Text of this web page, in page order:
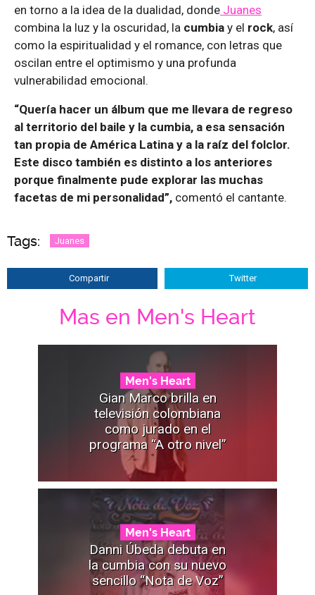
en torno a la idea de la dualidad, donde Juanes
combina la luz y la oscuridad, la cumbia y el rock, así
como la espiritualidad y el romance, con letras que
oscilan entre el optimismo y una profunda
vulnerabilidad emocional.
“Quería hacer un álbum que me llevara de regreso
al territorio del baile y la cumbia, a esa sensación
tan propia de América Latina y a la raíz del folclor.
Este disco también es distinto a los anteriores
porque finalmente pude explorar las muchas
facetas de mi personalidad”, comentó el cantante.
Tags: Juanes
Compartir Twitter
Mas en Men's Heart
Men's Heart
Gian Marco brilla en
televisión colombiana
como jurado en el
programa “A otro nivel”
Men's Heart
Danni Úbeda debuta en
la cumbia con su nuevo
sencillo “Nota de Voz”